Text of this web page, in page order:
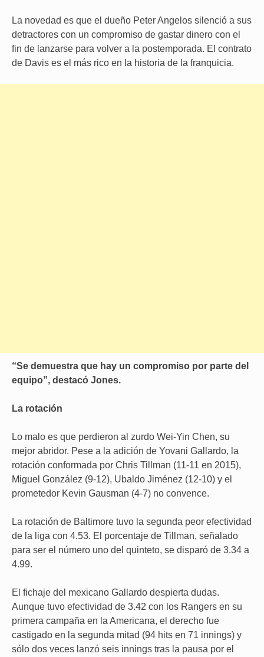
La novedad es que el dueño Peter Angelos silenció a sus
detractores con un compromiso de gastar dinero con el
fin de lanzarse para volver a la postemporada. El contrato
de Davis es el más rico en la historia de la franquicia.
“Se demuestra que hay un compromiso por parte del
equipo”, destacó Jones.
La rotación
Lo malo es que perdieron al zurdo Wei-Yin Chen, su
mejor abridor. Pese a la adición de Yovani Gallardo, la
rotación conformada por Chris Tillman (11-11 en 2015),
Miguel González (9-12), Ubaldo Jiménez (12-10) y el
prometedor Kevin Gausman (4-7) no convence.
La rotación de Baltimore tuvo la segunda peor efectividad
de la liga con 4.53. El porcentaje de Tillman, señalado
para ser el número uno del quinteto, se disparó de 3.34 a
4.99.
El fichaje del mexicano Gallardo despierta dudas.
Aunque tuvo efectividad de 3.42 con los Rangers en su
primera campaña en la Americana, el derecho fue
castigado en la segunda mitad (94 hits en 71 innings) y
sólo dos veces lanzó seis innings tras la pausa por el